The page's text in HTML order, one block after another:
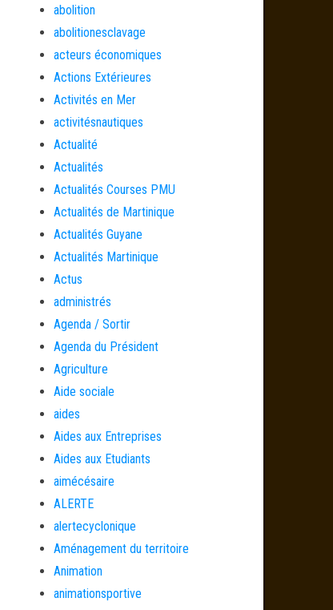
abolition
abolitionesclavage
acteurs économiques
Actions Extérieures
Activités en Mer
activitésnautiques
Actualité
Actualités
Actualités Courses PMU
Actualités de Martinique
Actualités Guyane
Actualités Martinique
Actus
administrés
Agenda / Sortir
Agenda du Président
Agriculture
Aide sociale
aides
Aides aux Entreprises
Aides aux Etudiants
aimécésaire
ALERTE
alertecyclonique
Aménagement du territoire
Animation
animationsportive